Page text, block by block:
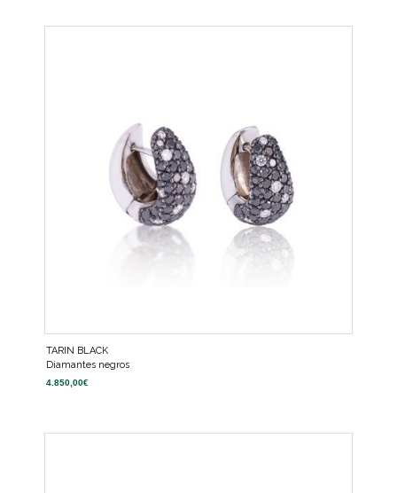
TARIN BLACK
Diamantes negros
4.850,00€